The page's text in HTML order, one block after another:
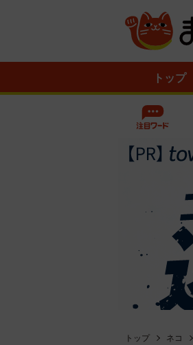
トップ
トップ ネコ